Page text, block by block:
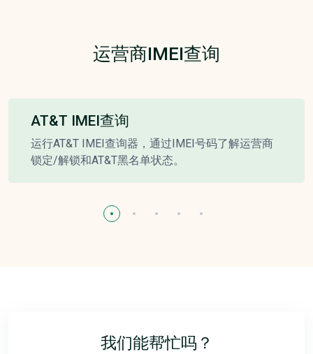
运营商IMEI查询
AT&T IMEI查询
运行AT&T IMEI查询器，通过IMEI号码了解运营商
锁定/解锁和AT&T黑名单状态。
我们能帮忙吗？